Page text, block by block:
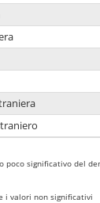
poco significativo del
i valori non significativi